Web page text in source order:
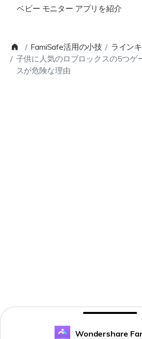
Wondershare
ベビー モニター アプリを紹介
FamiSafe活用の小技
ライン
子供に人気のロブロックスの5つゲ
スが危険な理由